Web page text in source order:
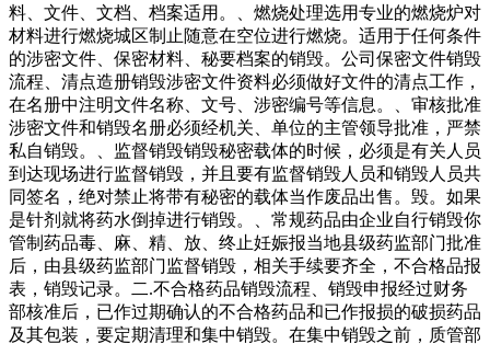
料、文件、文档、档案适用。、燃烧处理选用专业的燃烧炉对
材料进行燃烧城区制止随意在空位进行燃烧。适用于任何条件
的涉密文件、保密材料、秘要档案的销毁。公司保密文件销毁
流程、清点造册销毁涉密文件资料必须做好文件的清点工作，
在名册中注明文件名称、文号、涉密编号等信息。、审核批准
涉密文件和销毁名册必须经机关、单位的主管领导批准，严禁
私自销毁。、监督销毁销毁秘密载体的时候，必须是有关人员
到达现场进行监督销毁，并且要有监督销毁人员和销毁人员共
同签名，绝对禁止将带有秘密的载体当作废品出售。毁。如果
是针剂就将药水倒掉进行销毁。、常规药品由企业自行销毁你
管制药品毒、麻、精、放、终止妊娠报当地县级药监部门批准
后，由县级药监部门监督销毁，相关手续要齐全，不合格品报
表，销毁记录。二.不合格药品销毁流程、销毁申报经过财务
部核准后，已作过期确认的不合格药品和已作报损的破损药品
及其包装，要定期清理和集中销毁。在集中销毁之前，质管部